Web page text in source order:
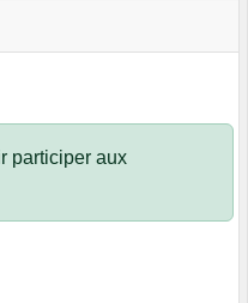
participer aux